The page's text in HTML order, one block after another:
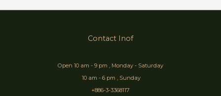
Contact Inof
Open 10 am - 9 pm , Monday - Saturday
10 am - 6 pm , Sunday
+886-3-3368117